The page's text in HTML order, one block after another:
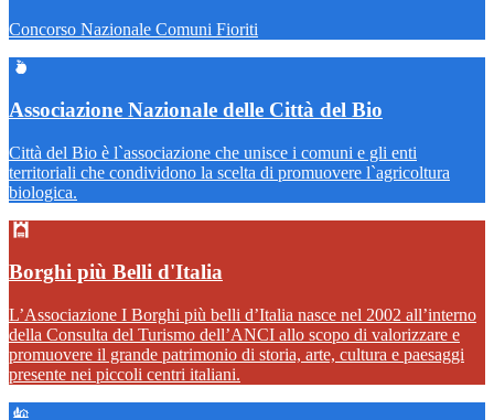
Concorso Nazionale Comuni Fioriti
Associazione Nazionale delle Città del Bio
Città del Bio è l`associazione che unisce i comuni e gli enti
territoriali che condividono la scelta di promuovere l`agricoltura
biologica.
Borghi più Belli d'Italia
L’Associazione I Borghi più belli d’Italia nasce nel 2002 all’interno
della Consulta del Turismo dell’ANCI allo scopo di valorizzare e
promuovere il grande patrimonio di storia, arte, cultura e paesaggi
presente nei piccoli centri italiani.